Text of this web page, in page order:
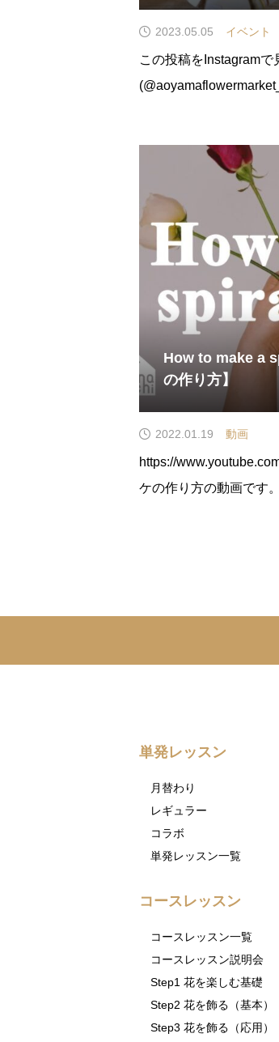
2023.05.05 イベント
この投稿をInstagram
How to make a
の作り方】
2022.01.19 動画
https://
ケの作り方の動画です
単発レッスン
月替わり
レギュラー
コラボ
単発レッスン一覧
コースレッスン
コースレッスン一覧
コースレッスン説明会
Step1 花を楽しむ基礎
Step2 花を飾る（基本）
Step3 花を飾る（応用）